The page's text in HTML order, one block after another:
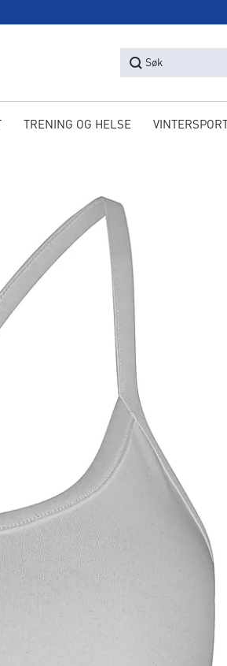
Søk
TRENING OG HELSE VINTERSPORT